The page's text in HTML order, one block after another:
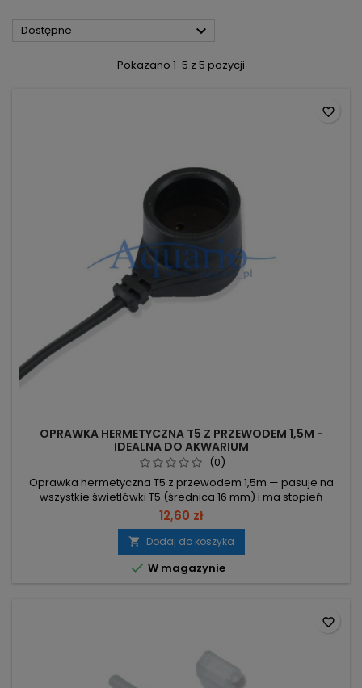
Dostępne 
Pokazano 1-5 z 5 pozycji
OPRAWKA HERMETYCZNA T5 Z PRZEWODEM 1,5M -
IDEALNA DO AKWARIUM
(0)
Oprawka hermetyczna T5 z przewodem 1,5m — pasuje na
wszystkie świetlówki T5 (średnica 16 mm) i ma stopień
ochrony IP44. Gotowa do podłączenia dzięki przewodowi 1,5
m. Kompatybilność: pasuje do wszystkich świetlówek T5
(średnica 16 mm) — prosty dobór zamiennika. Stopień
ochrony: IP44 — ochrona przed bryzgami wody. Konstrukcja:
korpus zewnętrzny i...
12,60 zł
 Dodaj do koszyka
 W magazynie
favorite_border
favorite_border